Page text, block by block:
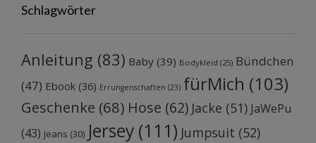
Schlagwörter
Anleitung (83) Baby (39) Bodykleid (25) Bündchen
(47) Ebook (36) Errungenschaften (23) fürMich (103)
Geschenke (68) Hose (62) Jacke (51) JaWePu
(43) Jeans (30) Jersey (111) Jumpsuit (52)